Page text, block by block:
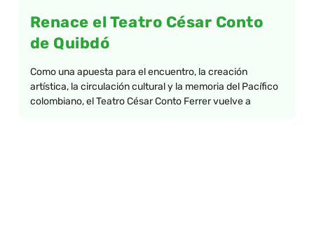
Renace el Teatro César Conto
de Quibdó
Como una apuesta para el encuentro, la creación
artística, la circulación cultural y la memoria del Pacífico
colombiano, el Teatro César Conto Ferrer vuelve a